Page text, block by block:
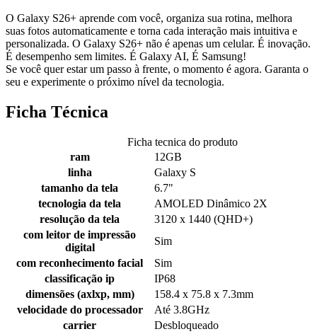
O Galaxy S26+ aprende com você, organiza sua rotina, melhora
suas fotos automaticamente e torna cada interação mais intuitiva e
personalizada. O Galaxy S26+ não é apenas um celular. É inovação.
É desempenho sem limites. É Galaxy AI, É Samsung!
Se você quer estar um passo à frente, o momento é agora. Garanta o
seu e experimente o próximo nível da tecnologia.
Ficha Técnica
Ficha tecnica do produto
ram
12GB
linha
Galaxy S
tamanho da tela
6.7"
tecnologia da tela
AMOLED Dinâmico 2X
resolução da tela
3120 x 1440 (QHD+)
com leitor de impressão
digital
Sim
com reconhecimento facial
Sim
classificação ip
IP68
dimensões (axlxp, mm)
158.4 x 75.8 x 7.3mm
velocidade do processador
Até 3.8GHz
carrier
Desbloqueado